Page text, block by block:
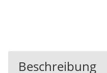
Beschreibung